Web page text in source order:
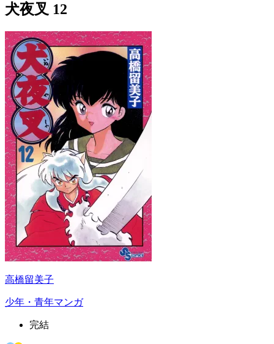
犬夜叉 12
高橋留美子
少年・青年マンガ
完結